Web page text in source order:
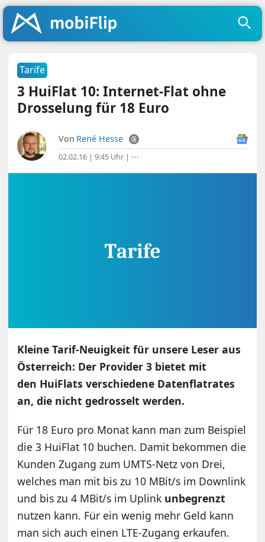
Tarife
3 HuiFlat 10: Internet-Flat ohne
Drosselung für 18 Euro
Von René Hesse
02.02.16 | 9:45 Uhr | ⋯
Kleine Tarif-Neuigkeit für unsere Leser aus
Österreich: Der Provider 3 bietet mit
den HuiFlats verschiedene Datenflatrates
an, die nicht gedrosselt werden.
Für 18 Euro pro Monat kann man zum Beispiel
die 3 HuiFlat 10 buchen. Damit bekommen die
Kunden Zugang zum UMTS-Netz von Drei,
welches man mit bis zu 10 MBit/s im Downlink
und bis zu 4 MBit/s im Uplink unbegrenzt
nutzen kann. Für ein wenig mehr Geld kann
man sich auch einen LTE-Zugang erkaufen.